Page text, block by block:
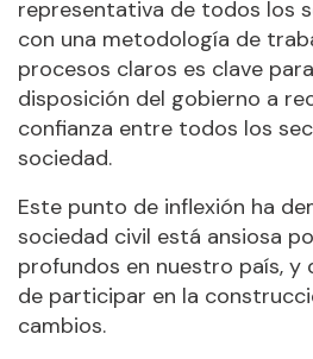
representativa de todos los
con una metodología de
procesos claros es clave
disposición del gobierno a
confianza entre todos los
sociedad.
Este punto de inflexión ha
sociedad civil está ansiosa
profundos en nuestro país, y
de participar en la
cambios.